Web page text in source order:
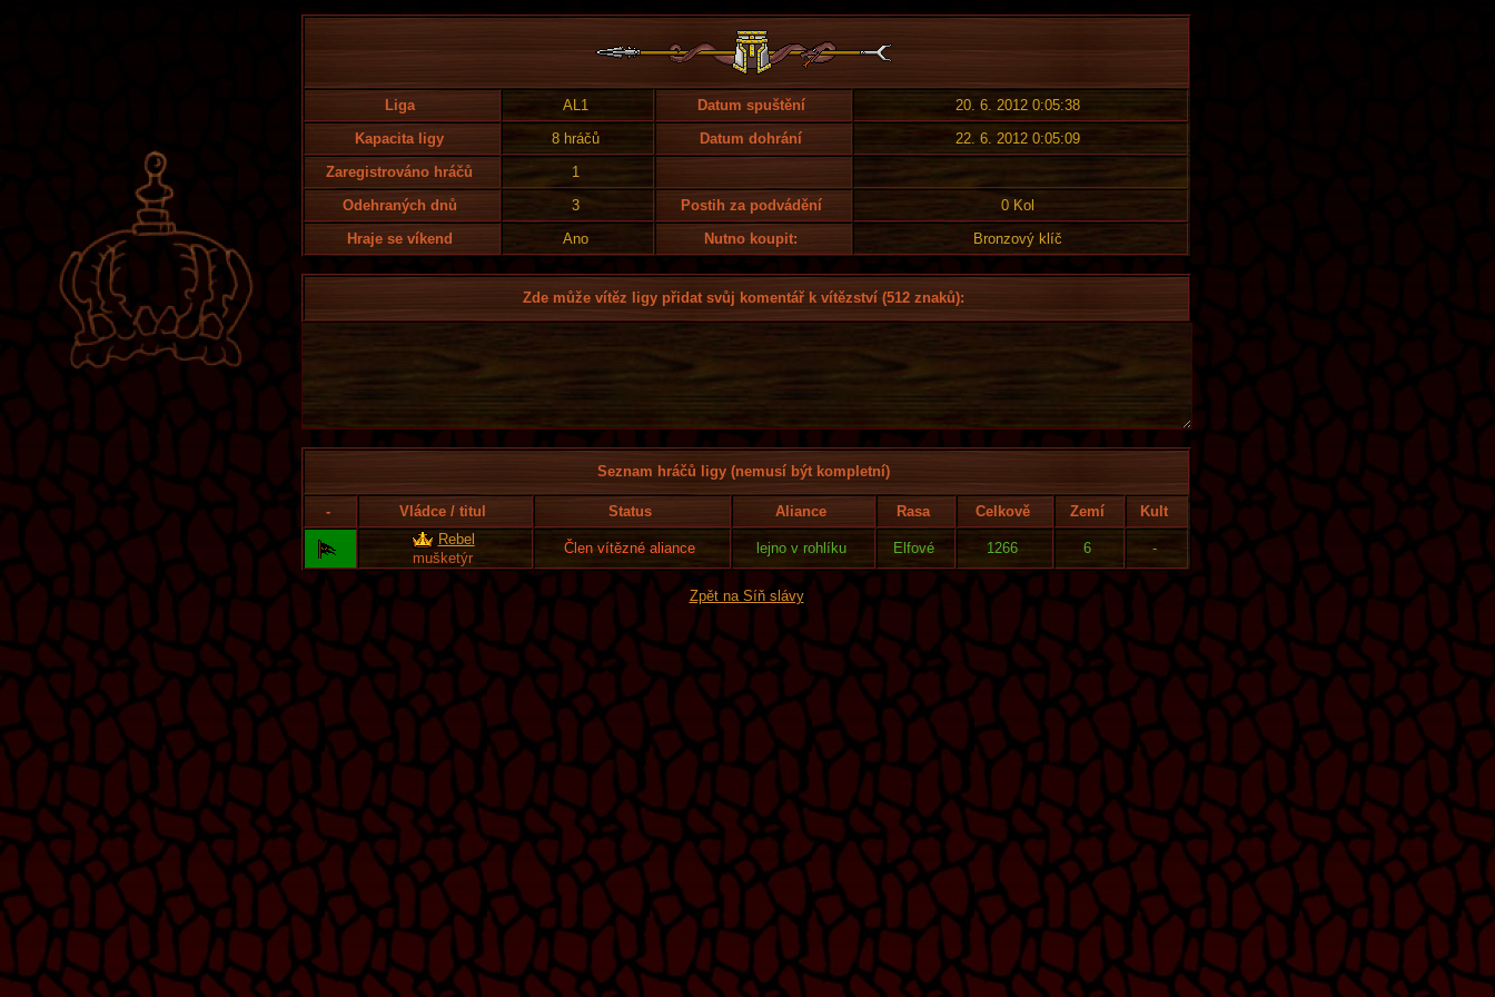
Liga AL1 Datum spuštění
20. 6. 2012 0:05:38
Kapacita ligy
8 hráčů Datum dohrání
22. 6. 2012 0:05:09
Zaregistrováno hráčů
1
Odehraných dnů
3 Postih za podvádění
0 Kol
Hraje se víkend
Ano Nutno koupit: Bronzový klíč
Zde může vítěz ligy přidat svůj komentář k vítězství (512 znaků):
Seznam hráčů ligy (nemusí být kompletní)
- Vládce / titul Status Aliance Rasa Celkově Zemí
Kult
Rebel
mušketýr
Člen vítězné aliance lejno v rohlíku Elfové 1266 6 -
Zpět na Síň slávy